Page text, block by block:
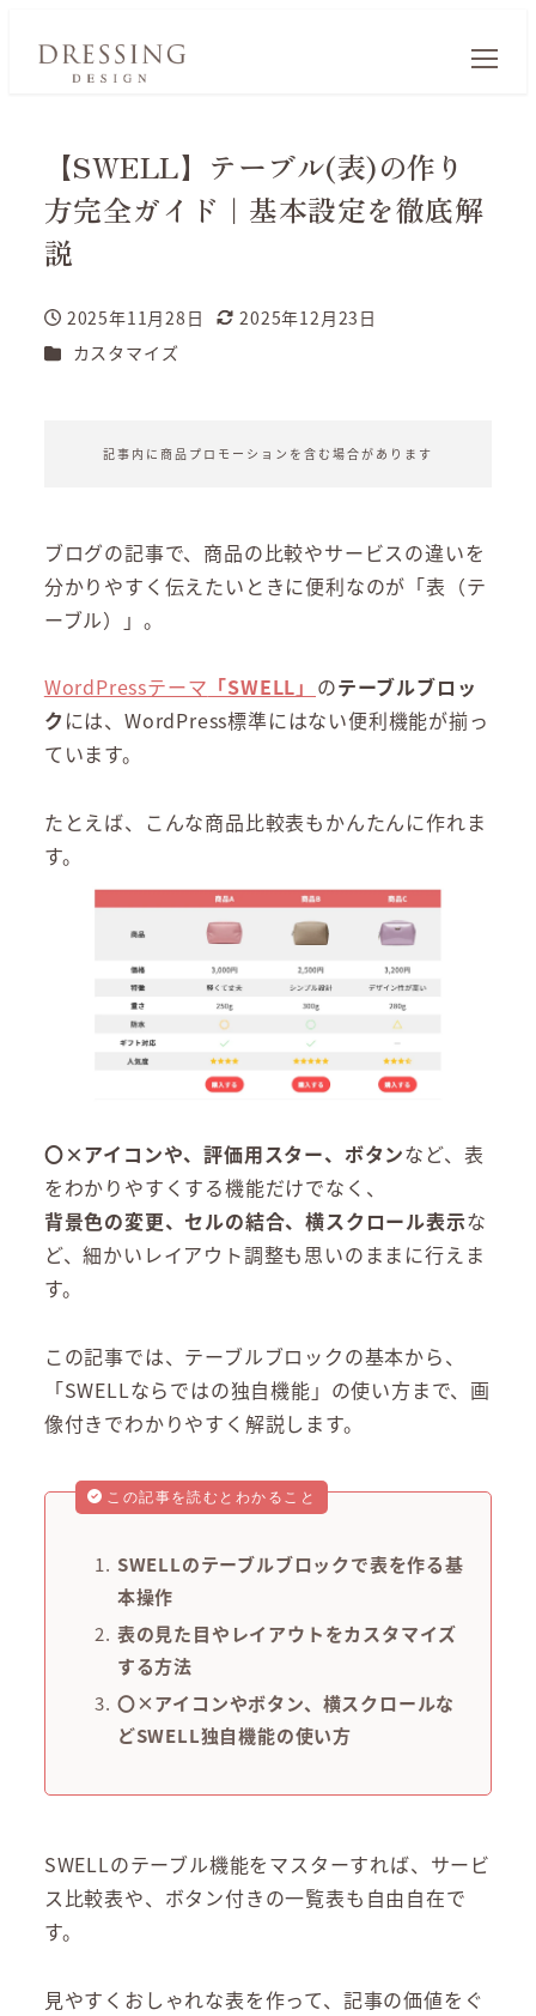
【SWELL】テーブル(表)の作り
方完全ガイド｜基本設定を徹底解
説
投稿日
2025年11月28日
更新日
2025年12月23日
カテゴリー
カスタマイズ
記事内に商品プロモーションを含む場合があります
ブログの記事で、商品の比較やサービスの違いを
分かりやすく伝えたいときに便利なのが「表（テ
ーブル）」。
WordPressテーマ 「SWELL」 のテーブルブロッ
ク には、WordPress標準にはない便利機能が揃っ
ています。
たとえば、こんな商品比較表もかんたんに作れま
す。
〇×アイコンや、評価用スター、ボタンなど、表
をわかりやすくする機能だけでなく、
背景色の変更、セルの結合、横スクロール表示な
ど、細かいレイアウト調整も思いのままに行えま
す。
この記事では、テーブルブロックの基本から、
「SWELLならではの独自機能」の使い方まで、画
像付きでわかりやすく解説します。
この記事を読むとわかること
SWELLのテーブルブロックで表を作る基
本操作
表の見た目やレイアウトをカスタマイズ
する方法
〇×アイコンやボタン、横スクロールな
どSWELL独自機能の使い方
SWELLのテーブル機能をマスターすれば、サービ
ス比較表や、ボタン付きの一覧表も自由自在で
す。
見やすくおしゃれな表を作って、記事の価値をぐ